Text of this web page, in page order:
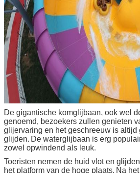
De gigantische komglijbaan, ook wel
genoemd, bezoekers zullen genieten
glijervaring en het geschreeuw is altijd
glijden. De waterglijbaan is erg
zowel opwindend als leuk.
Toeristen nemen de huid vlot en
het platform van de hoge plaats. Na